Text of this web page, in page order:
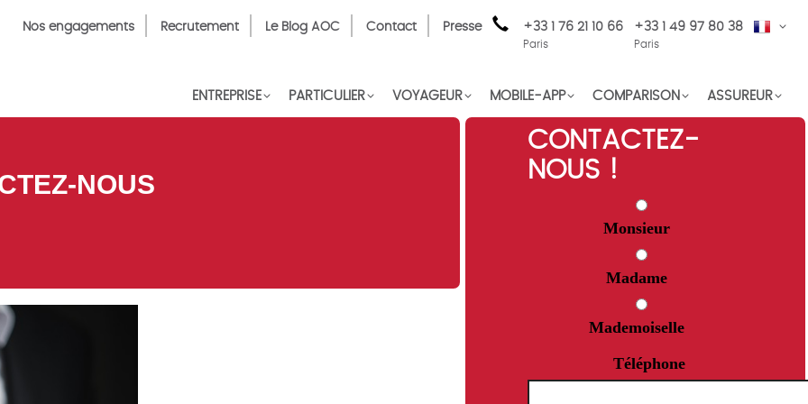
FR
TopNos engagements Recrutement Le Blog AOC Contact Presse +33 1 76 21 10 66
Paris
+33 1 49 97 80 38
Paris
ENTREPRISE PARTICULIER VOYAGEUR ASSUREUR
COMPARISON
MOBILE-APP
NOUS
CONTACTEZ-
NOUS !
Monsieur
Madame
Mademoiselle
Téléphone